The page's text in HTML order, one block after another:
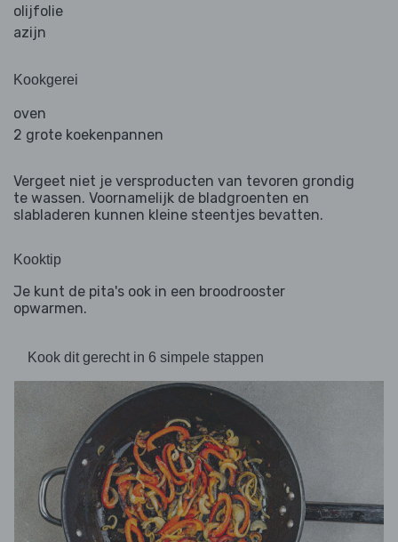
olijfolie
azijn
Kookgerei
oven
2 grote koekenpannen
Vergeet niet je versproducten van tevoren grondig
te wassen. Voornamelijk de bladgroenten en
slabladeren kunnen kleine steentjes bevatten.
Kooktip
Je kunt de pita's ook in een broodrooster
opwarmen.
Kook dit gerecht in 6 simpele stappen